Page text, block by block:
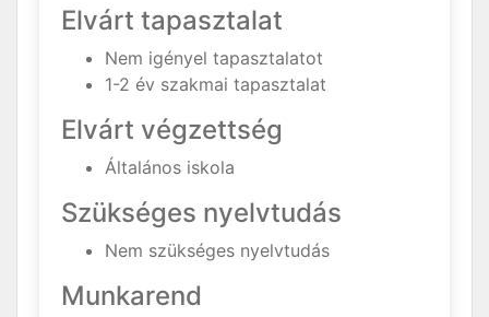
Elvárt tapasztalat
Nem igényel tapasztalatot
1-2 év szakmai tapasztalat
Elvárt végzettség
Általános iskola
Szükséges nyelvtudás
Nem szükséges nyelvtudás
Munkarend